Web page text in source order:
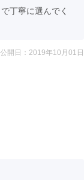
丁寧に選んでく
開日：2019年10月01日